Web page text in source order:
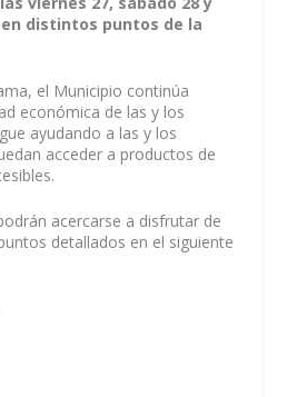
distintos puntos de la
el Municipio continúa
económica de las y los
ayudando a las y los
acceder a productos de
acercarse a disfrutar de
detallados en el siguiente